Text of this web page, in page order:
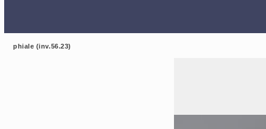
phiale (inv.56.23)